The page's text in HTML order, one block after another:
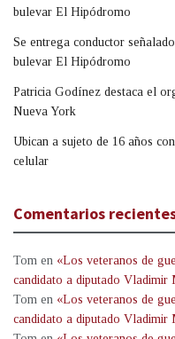
bulevar El Hipódromo
Se entrega conductor
bulevar El Hipódromo
Patricia Godínez destaca el
Nueva York
Ubican a sujeto de 16 años
celular
Comentarios
Tom en «Los veteranos de
candidato a diputado Vladimir
Tom en «Los veteranos de
candidato a diputado Vladimir